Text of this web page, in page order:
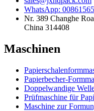
WhatsApp:
Nr. 389 Changhe
China 314408
Maschinen
Papierbecher-
Doppelwandige
Prüfmaschine für
Maschine zur